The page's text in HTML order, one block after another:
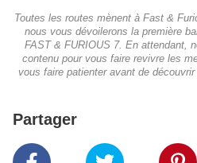
Toutes les routes mènent à Fast &
nous vous dévoilerons la première
FAST & FURIOUS 7. En attendant,
contenu pour vous faire revivre les
vous faire patienter avant de
Partager